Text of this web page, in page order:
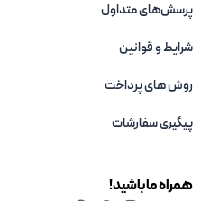
پرسش‌های متداول
شرایط و قوانین
روش های پرداخت
پیگیری سفارشات
همراه ما باشید!